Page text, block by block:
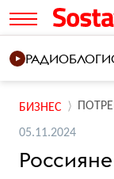
РАДИОБЛОГИ
БИЗНЕС
05.11.2024